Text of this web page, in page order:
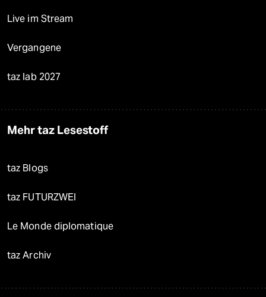
Live im Stream
Vergangene
taz lab 2027
Mehr taz Lesestoff
taz Blogs
taz FUTURZWEI
Le Monde diplomatique
taz Archiv